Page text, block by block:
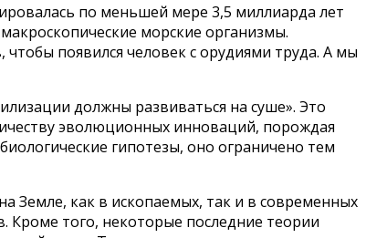
по меньшей мере 3,5 миллиарда лет
морские организмы.
появился человек с орудиями труда. А мы
должны развиваться на суше». Это
эволюционных инноваций, порождая
гипотезы, оно ограничено тем
Земле, как в ископаемых, так и в современных
того, некоторые последние теории